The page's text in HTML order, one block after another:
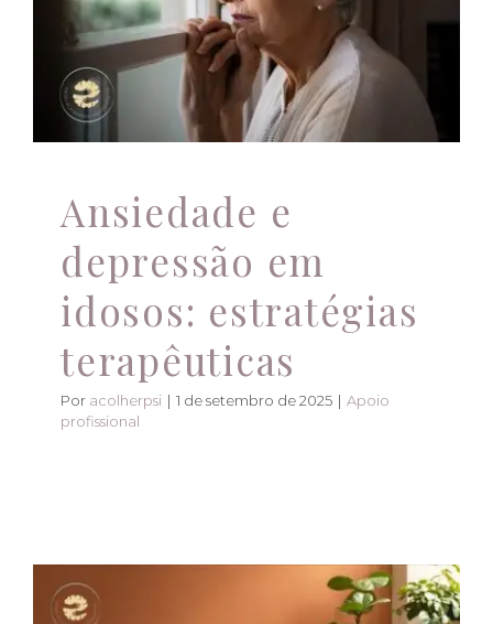
estratégias
terapêuticas
Apoio profissional
Ansiedade e
depressão em
idosos: estratégias
terapêuticas
Por acolherpsi | 1 de setembro de 2025 | Apoio
profissional